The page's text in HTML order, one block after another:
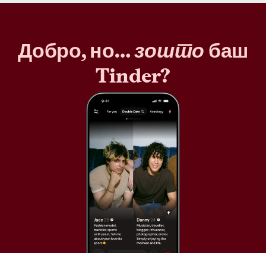
Добро, но…зошто баш
Tinder?